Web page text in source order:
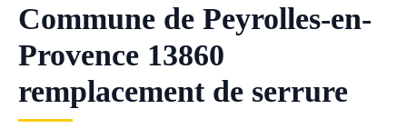
Commune de Peyrolles-en-
Provence 13860
remplacement de serrure